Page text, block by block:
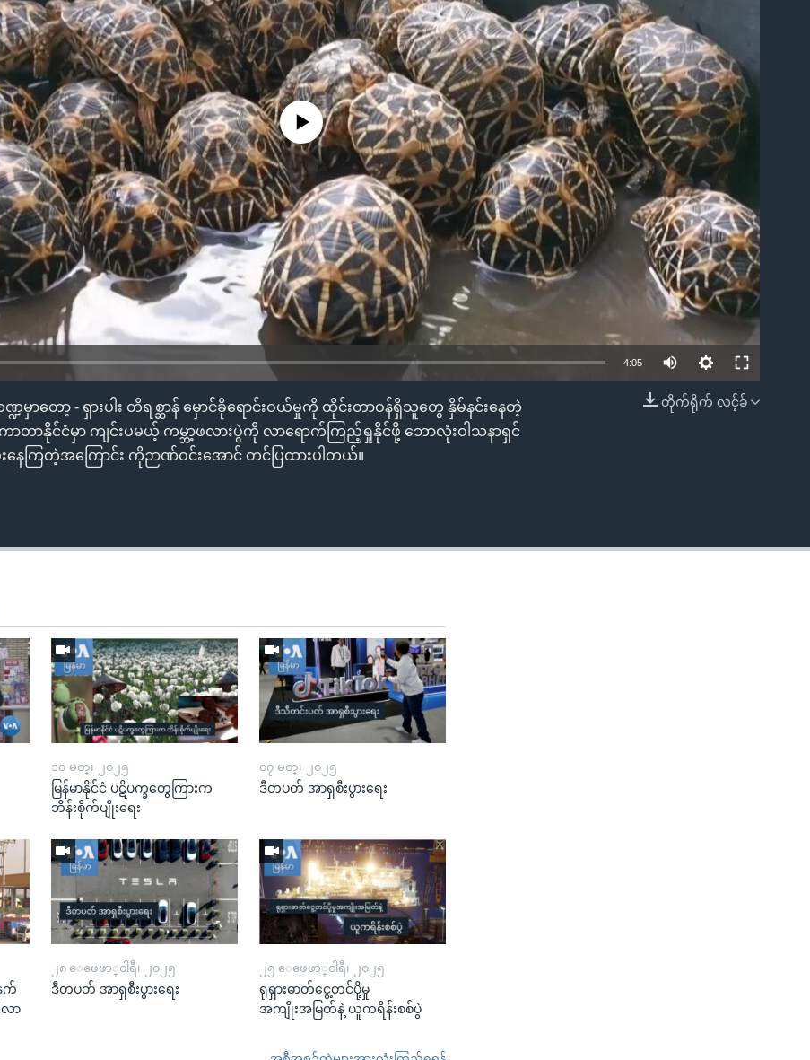
EMBED
No media source currently available
4:05
တိုက်ရိုက် လင့်ခ်
ဍမှာတော့ - ရှားပါး တိရစ္ဆာန် မှောင်ခိုရောင်းဝယ်မှုကို ထိုင်းတာဝန်ရှိသူတွေ နှိမ်နင်းနေတဲ့
ကာတာနိုင်ငံမှာ ကျင်းပမယ့် ကမ္ဘာ့ဖလားပွဲကို လာရောက်ကြည့်ရှုနိုင်ဖို့ ဘောလုံးဝါသနာရှင်
ေကြတဲ့အကြောင်း ကိုဉာဏ်ဝင်းအောင် တင်ပြထားပါတယ်။
၁၀ မတ္၊ ၂၀၂၅
မြန်မာနိုင်ငံ ပဋိပက္ခတွေကြားက
ဘိန်းစိုက်ပျိုးရေး
၀၇ မတ္၊ ၂၀၂၅
ဒီတပတ် အာရှစီးပွားရေး
က်
လာ
၂၈ ေဖေဖာ္၀ါရီ၊ ၂၀၂၅
ဒီတပတ် အာရှစီးပွားရေး
၂၅ ေဖေဖာ္၀ါရီ၊ ၂၀၂၅
ရုရှားဓာတ်ငွေ့တင်ပို့မှု
အကျိုးအမြတ်နဲ့ ယူကရိန်းစစ်ပွဲ